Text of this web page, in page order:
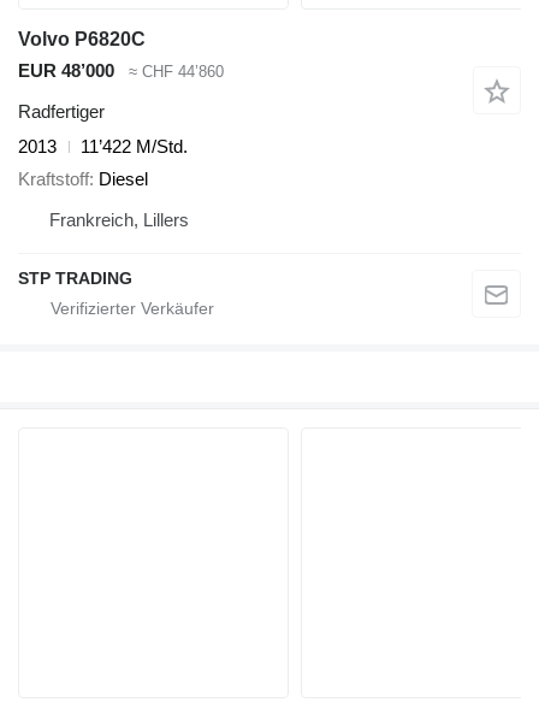
Volvo P6820C
EUR 48’000
≈ CHF 44’860
Radfertiger
2013
11’422 M/Std.
Kraftstoff Diesel
Frankreich, Lillers
STP TRADING